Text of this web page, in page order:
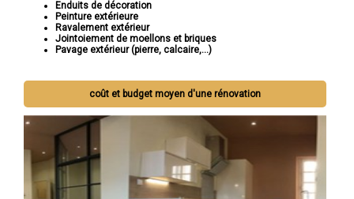
Enduits de décoration
Peinture extérieure
Ravalement extérieur
Jointoiement de moellons et briques
Pavage extérieur (pierre, calcaire,...)
coût et budget moyen d'une rénovation